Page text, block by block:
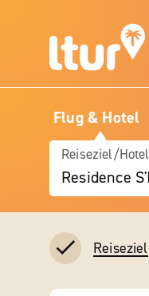
Flug & Hotel
Reiseziel/Hotel
Reiseziel